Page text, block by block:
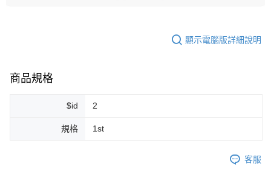
顯示電腦版詳細說明
商品規格
$id 2
規格 1st
客服